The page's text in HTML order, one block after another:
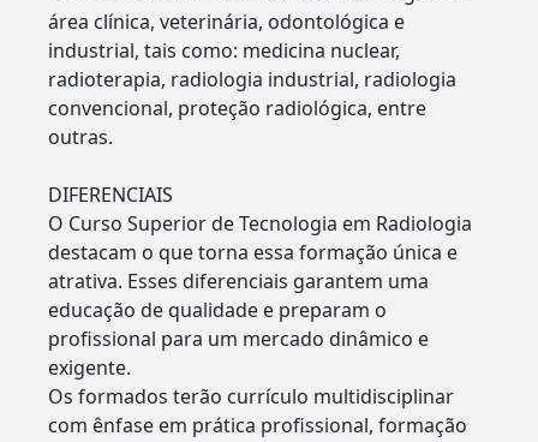
área clínica, veterinária, odontológica e
industrial, tais como: medicina nuclear,
radioterapia, radiologia industrial, radiologia
convencional, proteção radiológica, entre
outras.
DIFERENCIAIS
O Curso Superior de Tecnologia em Radiologia
destacam o que torna essa formação única e
atrativa. Esses diferenciais garantem uma
educação de qualidade e preparam o
profissional para um mercado dinâmico e
exigente.
Os formados terão currículo multidisciplinar
com ênfase em prática profissional, formação